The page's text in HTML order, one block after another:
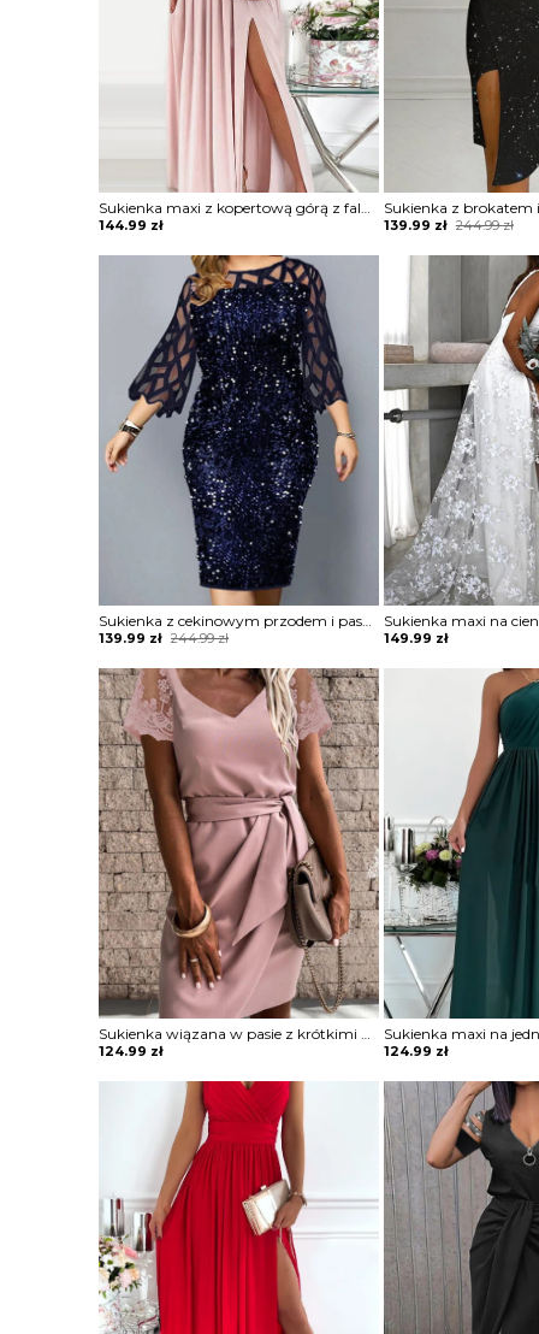
Sukienka maxi z kopertową górą z falbankami
144.99 zł 244.99zł
Original
was:
139.99 zł
Current
Sukienka z cekinowym przodem i paskami
244.99zł
Original
was:
244.99 zł.
139.99 zł
Current
is:
139.99 zł.
149.99 zł
Sukienka wiązana w pasie z krótkimi koronkowymi rękawami
124.99 zł 124.99 zł